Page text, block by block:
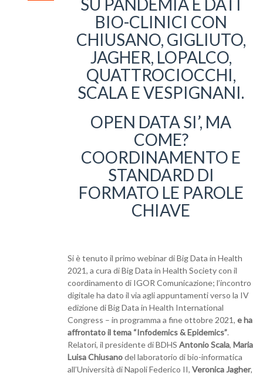
SU PANDEMIA E DATI
BIO-CLINICI CON
CHIUSANO, GIGLIUTO,
JAGHER, LOPALCO,
QUATTROCIOCCHI,
SCALA E VESPIGNANI.
OPEN DATA SI’, MA
COME?
COORDINAMENTO E
STANDARD DI
FORMATO LE PAROLE
CHIAVE
Si è tenuto il primo webinar di Big Data in Health
2021, a cura di Big Data in Health Society con il
coordinamento di IGOR Comunicazione; l’incontro
digitale ha dato il via agli appuntamenti verso la IV
edizione di Big Data in Health International
Congress – in programma a fine ottobre 2021, e ha
affrontato il tema “Infodemics & Epidemics”.
Relatori, il presidente di BDHS Antonio Scala, Maria
Luisa Chiusanodel laboratorio di bio-informatica
all’Università di Napoli Federico II, Veronica Jagher,